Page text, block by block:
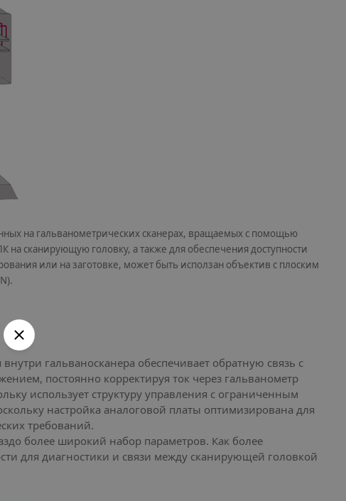
на гальванометрических сканерах, вращаемых с помощью
сканирующую головку, а также для обеспечения доступности
или на заготовке, может быть исползан объектив с плоским
гальваносканера обеспечивает обратную связь с
постоянно корректируя ток через гальванометр
использует структуру управления с ограниченным
настройка аналоговой платы оптимизирована для
требований.
более широкий набор параметров. Как более
для диагностики и связи между сканирующей головкой